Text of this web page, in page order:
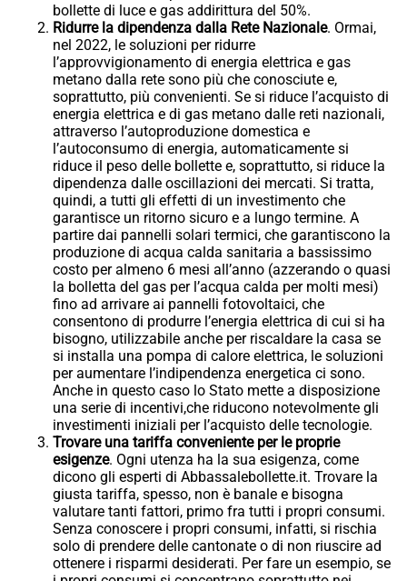
bollette di luce e gas addirittura del 50%.
Ridurre la dipendenza dalla Rete Nazionale. Ormai,
nel 2022, le soluzioni per ridurre
l’approvvigionamento di energia elettrica e gas
metano dalla rete sono più che conosciute e,
soprattutto, più convenienti. Se si riduce l’acquisto di
energia elettrica e di gas metano dalle reti nazionali,
attraverso l’autoproduzione domestica e
l’autoconsumo di energia, automaticamente si
riduce il peso delle bollette e, soprattutto, si riduce la
dipendenza dalle oscillazioni dei mercati. Si tratta,
quindi, a tutti gli effetti di un investimento che
garantisce un ritorno sicuro e a lungo termine. A
partire dai pannelli solari termici, che garantiscono la
produzione di acqua calda sanitaria a bassissimo
costo per almeno 6 mesi all’anno (azzerando o quasi
la bolletta del gas per l’acqua calda per molti mesi)
fino ad arrivare ai pannelli fotovoltaici, che
consentono di produrre l’energia elettrica di cui si ha
bisogno, utilizzabile anche per riscaldare la casa se
si installa una pompa di calore elettrica, le soluzioni
per aumentare l’indipendenza energetica ci sono.
Anche in questo caso lo Stato mette a disposizione
una serie di incentivi,che riducono notevolmente gli
investimenti iniziali per l’acquisto delle tecnologie.
Trovare una tariffa conveniente per le proprie
esigenze. Ogni utenza ha la sua esigenza, come
dicono gli esperti di Abbassalebollette.it. Trovare la
giusta tariffa, spesso, non è banale e bisogna
valutare tanti fattori, primo fra tutti i propri consumi.
Senza conoscere i propri consumi, infatti, si rischia
solo di prendere delle cantonate o di non riuscire ad
ottenere i risparmi desiderati. Per fare un esempio, se